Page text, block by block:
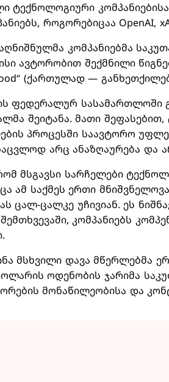
ტექნოლოგიური
როგორებიცაა OpenAI,
კომპანიებმა
ავტორობით შექმნილი
(ქართულად —
ფედერალურ სასამართლოში
შეიტანა. მათი
პროცესში საავტორო
არც ანაზღაურება და
მსგავსი სარჩელები
ამ საქმეს ერთი
ცალ-ცალკე უჩივიან. ეს
კომპანიებს
მსხვილი დავა მწერლებმა
ოდენობის ჯარიმა
მონაწილეობისა და